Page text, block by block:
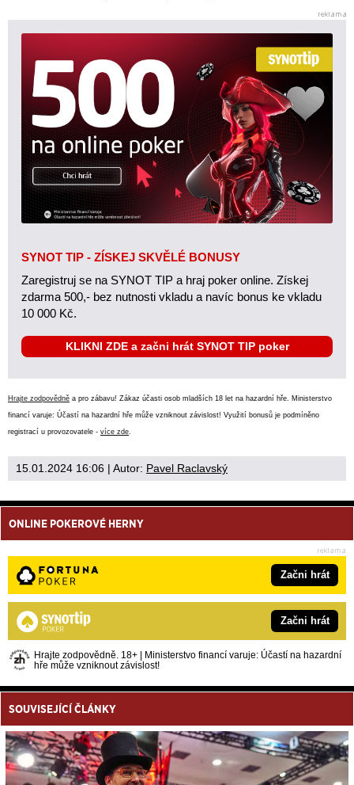
SYNOT TIP - ZÍSKEJ SKVĚLÉ BONUSY
Zaregistruj se na SYNOT TIP a hraj poker online. Získej
zdarma 500,- bez nutnosti vkladu a navíc bonus ke vkladu
10 000 Kč.
KLIKNI ZDE a začni hrát SYNOT TIP poker
Hrajte zodpovědně a pro zábavu! Zákaz účasti osob mladších 18 let na hazardní hře. Ministerstvo
financí varuje: Účastí na hazardní hře může vzniknout závislost! Využití bonusů je podmíněno
registrací u provozovatele - více zde
15.01.2024 16:06 | Autor: Pavel Raclavský
ONLINE POKEROVÉ HERNY
Začni hrát
Začni hrát
Hrajte zodpovědně. 18+ | Ministerstvo financí varuje: Účastí na hazardní
hře může vzniknout závislost!
SOUVISEJÍCÍ ČLÁNKY